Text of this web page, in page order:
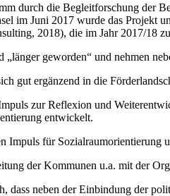
durch die Begleitforschung der
im Juni 2017 wurde das Projekt
2018), die im Jahr 2017/18
„länger geworden“ und nehmen
gut ergänzend in die
zur Reflexion und
entwickelt.
Impuls für Sozialraumorientierung
der Kommunen u.a. mit der
dass neben der Einbindung der